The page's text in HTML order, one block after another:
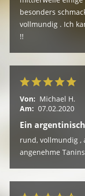
besonders
vollmundig . Ich
!!
Von: Michael H.
Am: 07.02.2020
Ein
rund, vollmundig ,
angenehme